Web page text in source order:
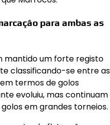
para ambas as
mantido um forte registo
classificando-se entre as
termos de golos
evoluiu, mas continuam
em grandes torneios.